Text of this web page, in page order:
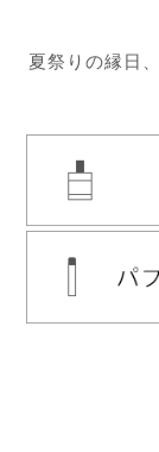
夏祭りの縁日